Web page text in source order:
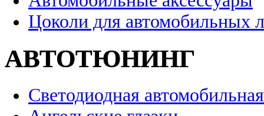
Цоколи для автомобильных
АВТОТЮНИНГ
Светодиодная